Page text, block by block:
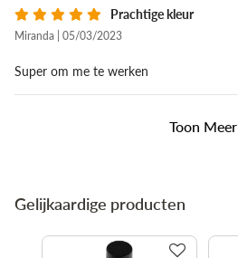
Prachtige kleur
Miranda | 05/03/2023
Super om me te werken
Toon Meer
Gelijkaardige producten